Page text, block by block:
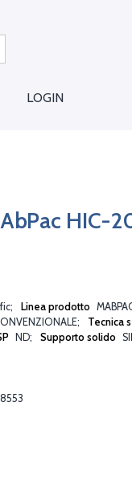
LOGIN
HIC-
Linea prodotto
Tecnica
ND Supporto solido